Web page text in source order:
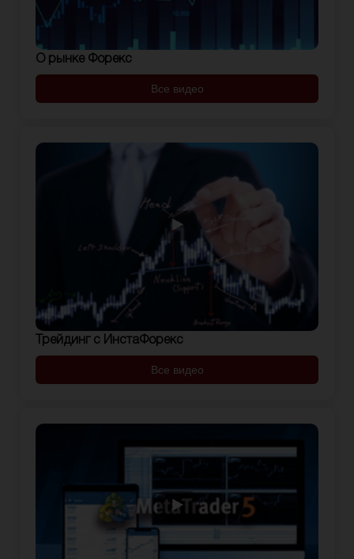
О рынке Форекс
Все видео
Трейдинг с ИнстаФорекс
Все видео